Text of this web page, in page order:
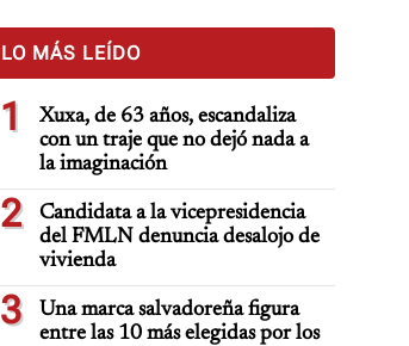
LO MÁS LEÍDO
1
Xuxa, de 63 años, escandaliza
con un traje que no dejó nada a
la imaginación
2
Candidata a la vicepresidencia
del FMLN denuncia desalojo de
vivienda
3
Una marca salvadoreña figura
entre las 10 más elegidas por los